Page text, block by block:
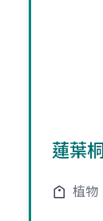
蓮葉桐
植物